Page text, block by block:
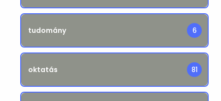
tudomány 6
oktatás 81